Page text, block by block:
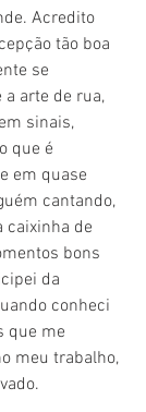
Acredito
tão boa
se
a arte de rua,
sinais,
que é
em quase
cantando,
caixinha de
bons
da
conheci
que me
meu trabalho,